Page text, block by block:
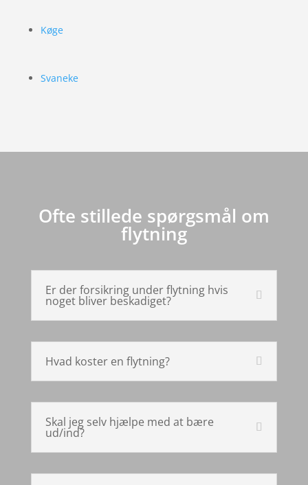
Køge
Svaneke
Ofte stillede spørgsmål om
flytning
Er der forsikring under flytning hvis
noget bliver beskadiget?
Hvad koster en flytning?
Skal jeg selv hjælpe med at bære
ud/ind?